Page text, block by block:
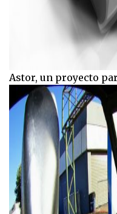
Astor, un proyecto